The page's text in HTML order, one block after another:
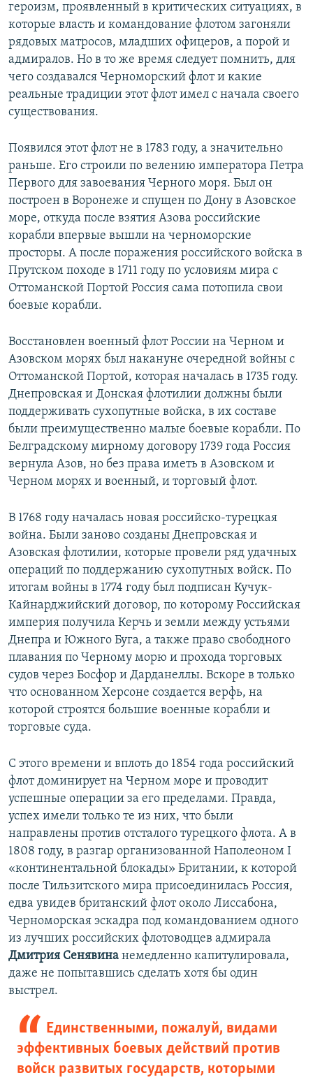
героизм, проявленный в критических ситуациях, в
которые власть и командование флотом загоняли
рядовых матросов, младших офицеров, а порой и
адмиралов. Но в то же время следует помнить, для
чего создавался Черноморский флот и какие
реальные традиции этот флот имел с начала своего
существования.
Появился этот флот не в 1783 году, а значительно
раньше. Его строили по велению императора Петра
Первого для завоевания Черного моря. Был он
построен в Воронеже и спущен по Дону в Азовское
море, откуда после взятия Азова российские
корабли впервые вышли на черноморские
просторы. А после поражения российского войска в
Прутском походе в 1711 году по условиям мира с
Оттоманской Портой Россия сама потопила свои
боевые корабли.
Восстановлен военный флот России на Черном и
Азовском морях был накануне очередной войны с
Оттоманской Портой, которая началась в 1735 году.
Днепровская и Донская флотилии должны были
поддерживать сухопутные войска, в их составе
были преимущественно малые боевые корабли. По
Белградскому мирному договору 1739 года Россия
вернула Азов, но без права иметь в Азовском и
Черном морях и военный, и торговый флот.
В 1768 году началась новая российско-турецкая
война. Были заново созданы Днепровская и
Азовская флотилии, которые провели ряд удачных
операций по поддержанию сухопутных войск. По
итогам войны в 1774 году был подписан Кучук-
Кайнарджийский договор, по которому Российская
империя получила Керчь и земли между устьями
Днепра и Южного Буга, а также право свободного
плавания по Черному морю и прохода торговых
судов через Босфор и Дарданеллы. Вскоре в только
что основанном Херсоне создается верфь, на
которой строятся большие военные корабли и
торговые суда.
С этого времени и вплоть до 1854 года российский
флот доминирует на Черном море и проводит
успешные операции за его пределами. Правда,
успех имели только те из них, что были
направлены против отсталого турецкого флота. А в
1808 году, в разгар организованной Наполеоном І
«континентальной блокады» Британии, к которой
после Тильзитского мира присоединилась Россия,
едва увидев британский флот около Лиссабона,
Черноморская эскадра под командованием одного
из лучших российских флотоводцев адмирала
Дмитрия Сенявина немедленно капитулировала,
даже не попытавшись сделать хотя бы один
выстрел.
Единственными, пожалуй, видами
эффективных боевых действий против
войск развитых государств, которыми